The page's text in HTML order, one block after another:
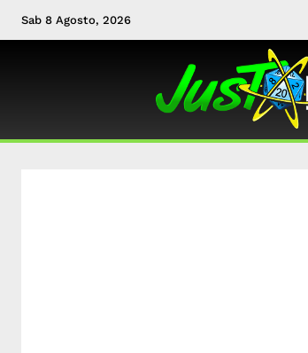
Sab 8 Agosto, 2026